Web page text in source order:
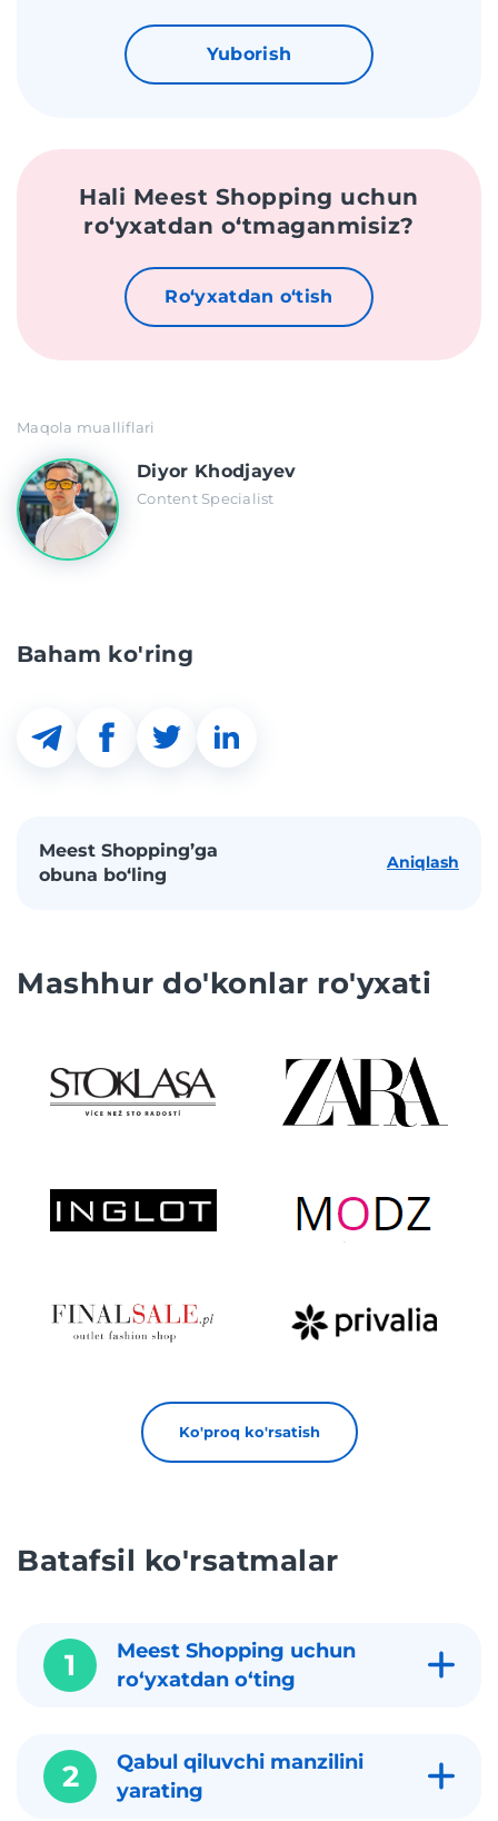
Yuborish
Hali Meest Shopping uchun
roʻyxatdan oʻtmaganmisiz?
Roʻyxatdan oʻtish
Maqola mualliflari
Diyor Khodjayev
Content Specialist
Baham ko'ring
Meest Shopping’ga
obuna bo‘ling
Aniqlash
Mashhur do'konlar ro'yxati
Ko'proq ko'rsatish
Batafsil ko'rsatmalar
1
Meest Shopping uchun
roʻyxatdan oʻting
2
Qabul qiluvchi manzilini
yarating